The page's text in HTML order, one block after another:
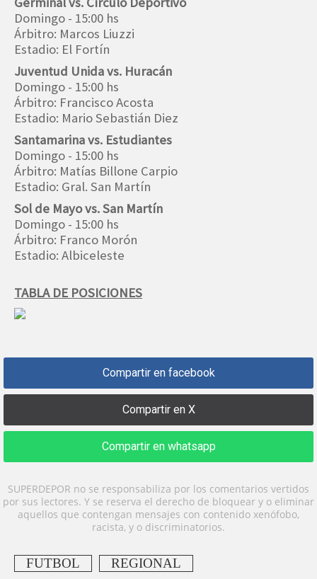
Domingo - 15:00 hs
Árbitro: Marcos Liuzzi
Estadio: El Fortín
Juventud Unida vs. Huracán
Domingo - 15:00 hs
Árbitro: Francisco Acosta
Estadio: Mario Sebastián Diez
Santamarina vs. Estudiantes
Domingo - 15:00 hs
Árbitro: Matías Billone Carpio
Estadio: Gral. San Martín
Sol de Mayo vs. San Martín
Domingo - 15:00 hs
Árbitro: Franco Morón
Estadio: Albiceleste
TABLA DE POSICIONES
Compartir en facebook
Compartir en X
Compartir en whatsapp
SUPERDEPOR no se responsabiliza por los comentarios vertidos
por sus lectores. Y se reserva el derecho de bloquear y o eliminar
aquellos que contengan mensajes con contenido xenófobo,
racista, y o discriminatorios.
FUTBOL
REGIONAL